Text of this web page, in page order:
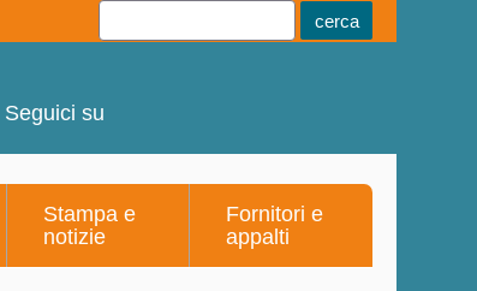
Seguici su
Stampa e
notizie
Fornitori e
appalti